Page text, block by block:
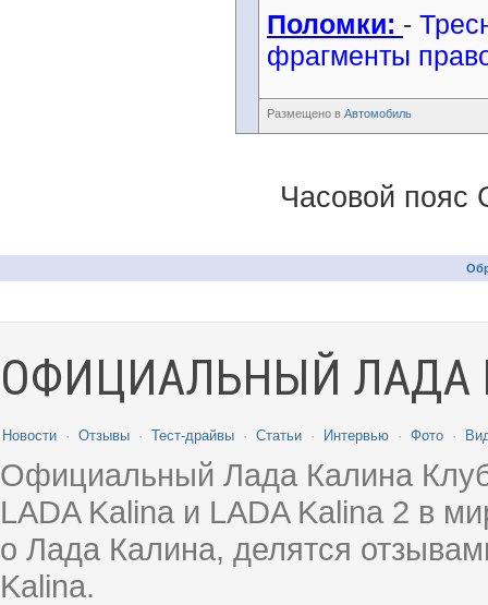
Поломки: -
фрагменты
Размещено в Автомобиль
Часовой пояс
ОФИЦИАЛЬНЫЙ ЛАДА
Новости · Отзывы · Тест-драйвы · Статьи · Интервью · Фото ·
Официальный Лада Калина
LADA Kalina и LADA Kalina 2 в
о Лада Калина, делятся
Kalina.